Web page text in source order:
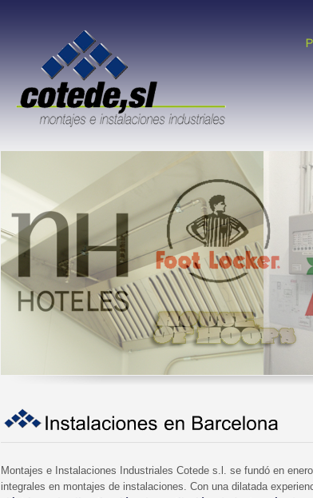
Montajes e Instalaciones Industriales Cotede s.l. se fundó en
integrales en montajes de instalaciones. Con una dilatada